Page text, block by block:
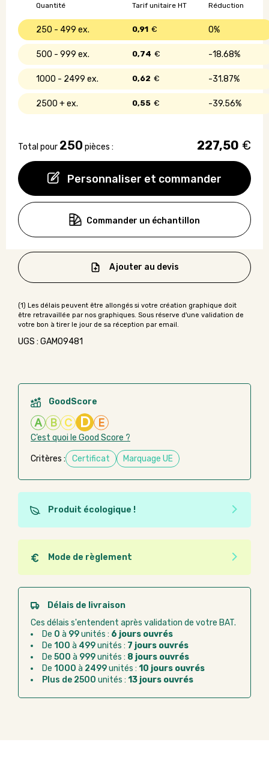
Personnaliser et commander
Quantité Réduction
Tarif unitaire HT
250 - 499 0%
0,91 €
500 - 999 18.68%
0,74 €
1000 - 2499 31.87%
0,62 €
2500 + 39.56%
0,55 €
Total pour 250 pièces : 227,50 €
Commander un échantillon
Ajouter au devis
UGS : GAMO9481
GoodScore
A B C D E
C’est quoi le Good Score ?
Critères : Certificat Marquage UE
Produit écologique !
Ce produit est éco-conçu, il a été fabriqué à partir de
matériaux recyclés ou recyclables. Ces produits
peuvent plus facilement obtenir une seconde vie
après utilisation. L'origine de fabrication du produit
n'entre pas dans les critères d'éco-conception.
Mode de règlement
Quel que soit le mode de règlement, vous pouvez
passer commande en ligne sur Good Act.
Paiement CB :paiement sécurisé par carte
Virement bancaire :règlement sur facture
après la commande
Chorus Pro :règlement par mandat
administratif après la commande
Délais de livraison
Ces délais s'entendent après validation de votre BAT.
De 0 à 99unités : 6 jours ouvrés
De 100 à 499unités : 7 jours ouvrés
De 500 à 999unités : 8 jours ouvrés
De 1000 à 2499unités : 10 jours ouvrés
Plus de 2500 unités : 13 jours ouvrés